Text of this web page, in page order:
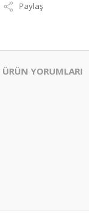
Paylaş
ÜRÜN YORUMLARI